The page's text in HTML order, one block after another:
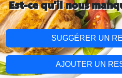
Est-ce qu'il nous
SUGGÉRER UN
AJOUTER UN